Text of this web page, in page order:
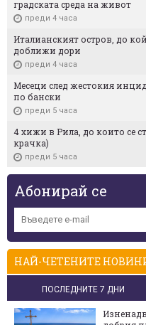
градската среда на живот
преди 4 часа
Италианският остров, до
доближи дори
преди 4 часа
Месеци след жестокия
по бански
преди 5 часа
4 хижи в Рила, до които се
крачка)
преди 5 часа
Абонирай се
НАЙ-ЧЕТЕНИТЕ
ПОСЛЕДНИТЕ 7 ДНИ